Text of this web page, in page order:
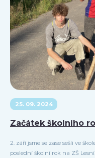
25. 09. 2024
Začátek školního
2. září jsme se zase sešli ve
poslední školní rok na ZŠ